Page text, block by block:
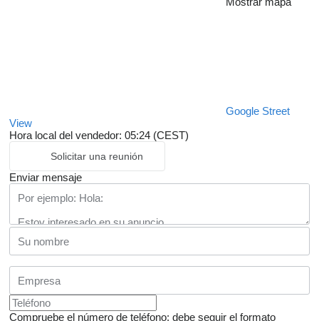
Google Street
View
Hora local del vendedor: 05:24 (CEST)
Solicitar una reunión
Enviar mensaje
Compruebe el número de teléfono: debe seguir el formato